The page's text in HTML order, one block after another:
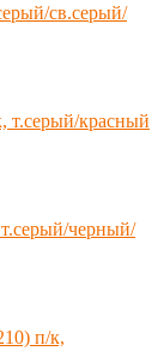
св.серый/
т.серый/красный
черный/
п/к,